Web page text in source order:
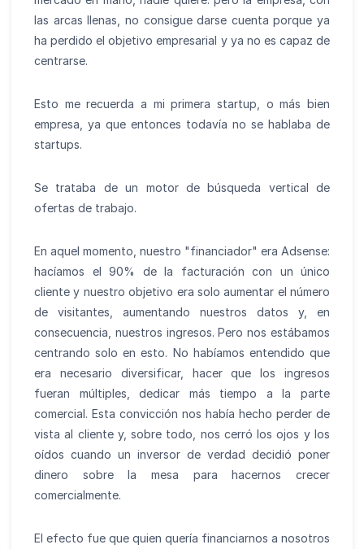
las arcas llenas, no consigue darse cuenta porque ya
ha perdido el objetivo empresarial y ya no es capaz de
centrarse.
Esto me recuerda a mi primera startup, o más bien
empresa, ya que entonces todavía no se hablaba de
startups.
Se trataba de un motor de búsqueda vertical de
ofertas de trabajo.
En aquel momento, nuestro "financiador" era Adsense:
hacíamos el 90% de la facturación con un único
cliente y nuestro objetivo era solo aumentar el número
de visitantes, aumentando nuestros datos y, en
consecuencia, nuestros ingresos. Pero nos estábamos
centrando solo en esto. No habíamos entendido que
era necesario diversificar, hacer que los ingresos
fueran múltiples, dedicar más tiempo a la parte
comercial. Esta convicción nos había hecho perder de
vista al cliente y, sobre todo, nos cerró los ojos y los
oídos cuando un inversor de verdad decidió poner
dinero sobre la mesa para hacernos crecer
comercialmente.
El efecto fue que quien quería financiarnos a nosotros